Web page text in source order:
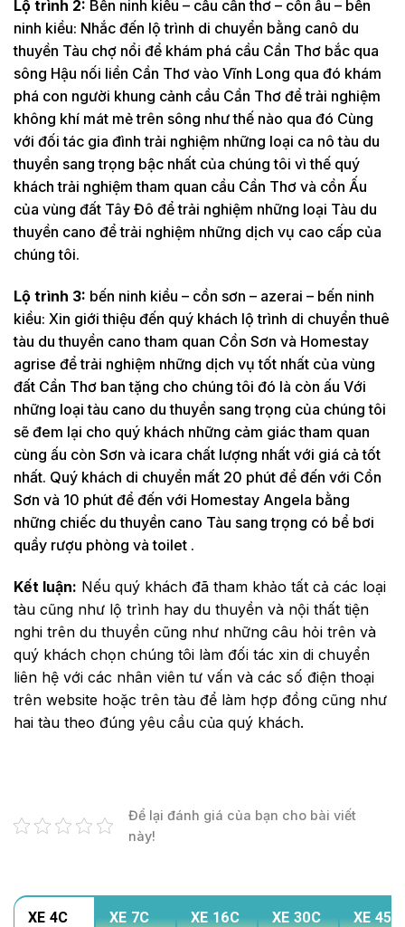
Lộ trình 2: Bến ninh kiều – cầu cần thơ – cồn ấu – bến
ninh kiều: Nhắc đến lộ trình di chuyển bằng canô du
thuyền Tàu chợ nổi để khám phá cầu Cần Thơ bắc qua
sông Hậu nối liền Cần Thơ vào Vĩnh Long qua đó khám
phá con người khung cảnh cầu Cần Thơ để trải nghiệm
không khí mát mẻ trên sông như thế nào qua đó Cùng
với đối tác gia đình trải nghiệm những loại ca nô tàu du
thuyền sang trọng bậc nhất của chúng tôi vì thế quý
khách trải nghiệm tham quan cầu Cần Thơ và cồn Ấu
của vùng đất Tây Đô để trải nghiệm những loại Tàu du
thuyền cano để trải nghiệm những dịch vụ cao cấp của
chúng tôi.
Lộ trình 3: bến ninh kiều – cồn sơn – azerai – bến ninh
kiều: Xin giới thiệu đến quý khách lộ trình di chuyển thuê
tàu du thuyền cano tham quan Cồn Sơn và Homestay
agrise để trải nghiệm những dịch vụ tốt nhất của vùng
đất Cần Thơ ban tặng cho chúng tôi đó là còn ấu Với
những loại tàu cano du thuyền sang trọng của chúng tôi
sẽ đem lại cho quý khách những cảm giác tham quan
cùng ấu còn Sơn và icara chất lượng nhất với giá cả tốt
nhất. Quý khách di chuyển mất 20 phút để đến với Cồn
Sơn và 10 phút để đến với Homestay Angela bằng
những chiếc du thuyền cano Tàu sang trọng có bể bơi
quầy rượu phòng và toilet .
Kết luận: Nếu quý khách đã tham khảo tất cả các loại
tàu cũng như lộ trình hay du thuyền và nội thất tiện
nghi trên du thuyền cũng như những câu hỏi trên và
quý khách chọn chúng tôi làm đối tác xin di chuyển
liên hệ với các nhân viên tư vấn và các số điện thoại
trên website hoặc trên tàu để làm hợp đồng cũng như
hai tàu theo đúng yêu cầu của quý khách.
Để lại đánh giá của bạn cho bài viết
này!
XE 4C XE 7C XE 16C XE 30C XE 45C